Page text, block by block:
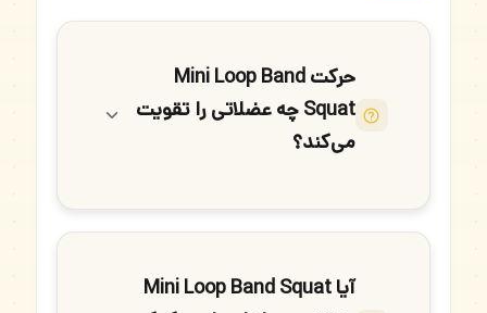
حرکت Mini Loop Band
Squat چه عضلاتی را تقویت
می‌کند؟
آیا Mini Loop Band Squat